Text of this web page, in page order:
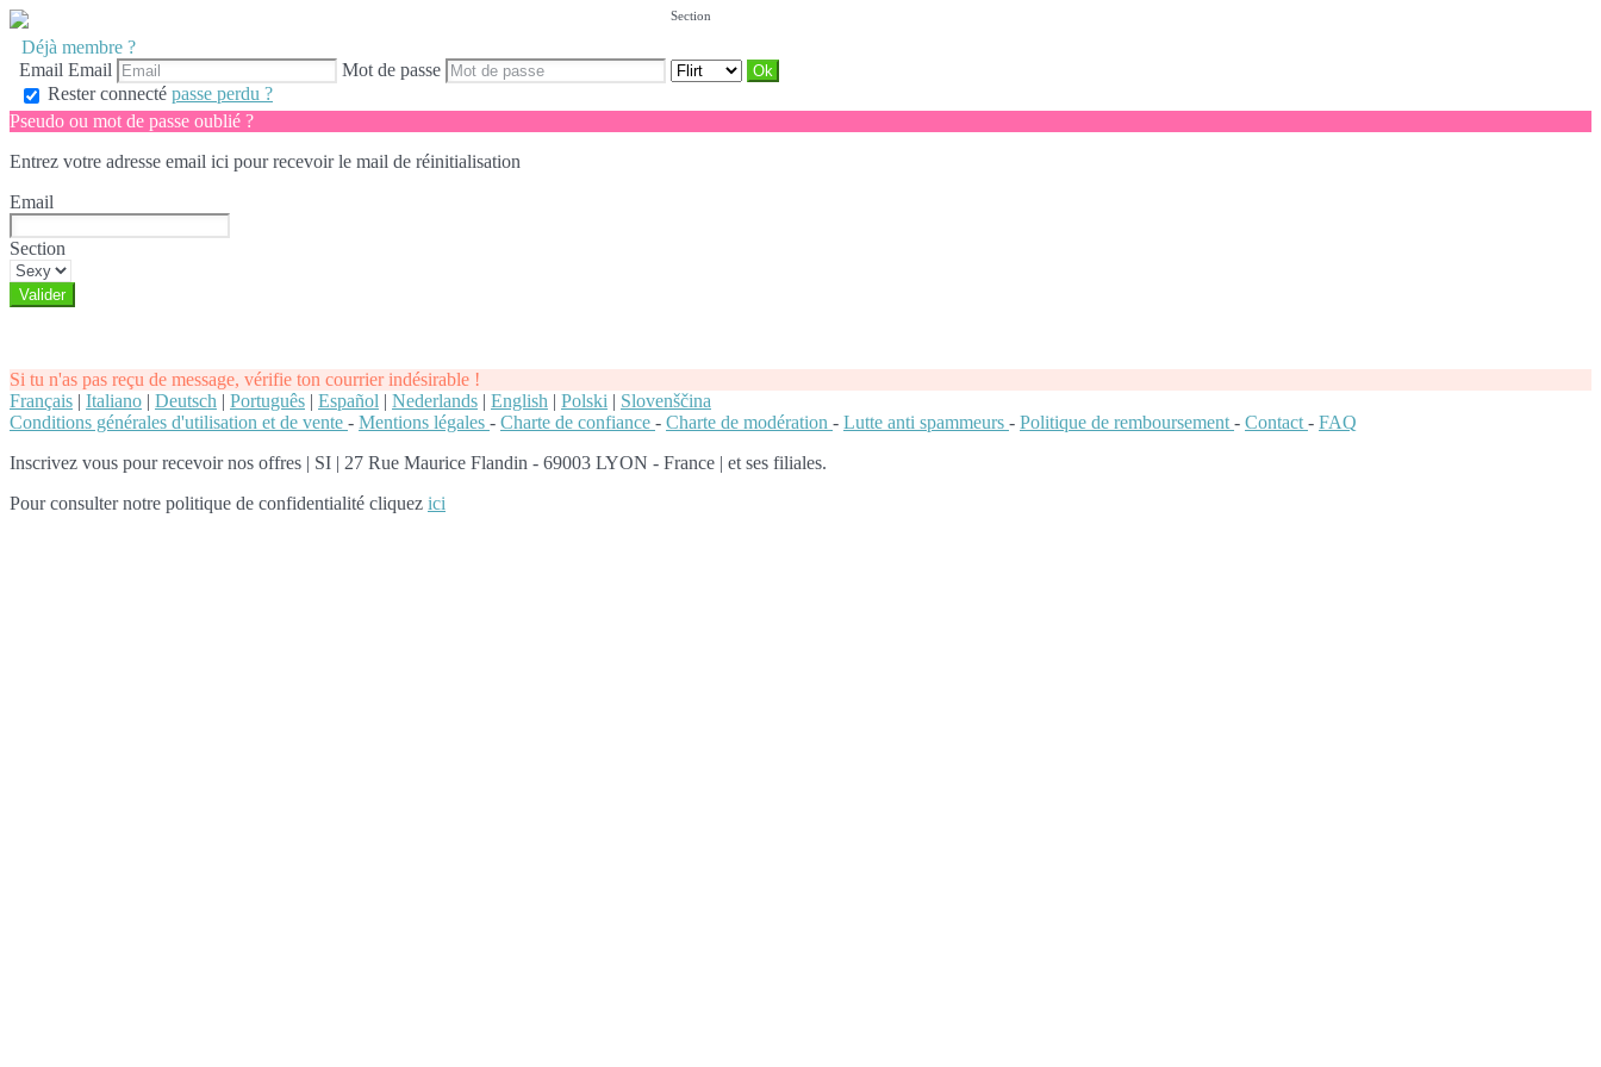
Déjà membre ?
Email Email Mot de passe
Section
Rester connecté passe perdu ?
Pseudo ou mot de passe oublié ?
Entrez votre adresse email ici pour recevoir le mail de réinitialisation
Email
Section
Si tu n'as pas reçu de message, vérifie ton courrier indésirable !
Français | Italiano | Deutsch | Português | Español | Nederlands | English | Polski | Slovenščina
Conditions générales d'utilisation et de vente - Mentions légales - Charte de confiance - Charte de modération - Lutte anti spammeurs - Politique de remboursement - Contact - FAQ
Inscrivez vous pour recevoir nos offres | SI | 27 Rue Maurice Flandin - 69003 LYON - France | et ses filiales.
Pour consulter notre politique de confidentialité cliquez ici